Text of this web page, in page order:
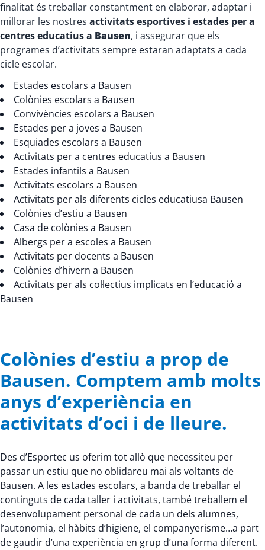
finalitat és treballar constantment en elaborar, adaptar i
millorar les nostres activitats esportives i estades per a
centres educatius a Bausen, i assegurar que els
programes d’activitats sempre estaran adaptats a cada
cicle escolar.
Estades escolars a Bausen
Colònies escolars a Bausen
Convivències escolars a Bausen
Estades per a joves a Bausen
Esquiades escolars a Bausen
Activitats per a centres educatius a Bausen
Estades infantils a Bausen
Activitats escolars a Bausen
Activitats per als diferents cicles educatiusa Bausen
Colònies d’estiu a Bausen
Casa de colònies a Bausen
Albergs per a escoles a Bausen
Activitats per docents a Bausen
Colònies d’hivern a Bausen
Activitats per als col·lectius implicats en l’educació a
Bausen
Colònies d’estiu a prop de
Bausen. Comptem amb molts
anys d’experiència en
activitats d’oci i de lleure.
Des d’Esportec us oferim tot allò que necessiteu per
passar un estiu que no oblidareu mai als voltants de
Bausen. A les estades escolars, a banda de treballar el
continguts de cada taller i activitats, també treballem el
desenvolupament personal de cada un dels alumnes,
l’autonomia, el hàbits d’higiene, el companyerisme…a part
de gaudir d’una experiència en grup d’una forma diferent.